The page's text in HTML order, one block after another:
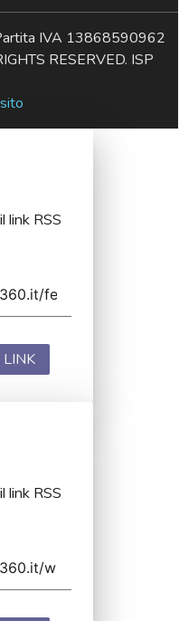
IVA 13868590962
RESERVED. ISP
link RSS
link RSS